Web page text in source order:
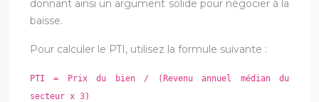
donnant ainsi un argument solide pour négocier à la
baisse.
Pour calculer le PTI, utilisez la formule suivante :
PTI = Prix du bien / (Revenu annuel médian du
secteur x 3)